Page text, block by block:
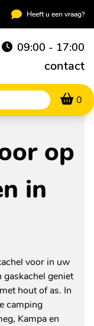
Heeft u een vraag?
09:00 - 17:00
contact
0
op
in
voor in uw
gaskachel geniet
hout of as. In
camping
Kampa en